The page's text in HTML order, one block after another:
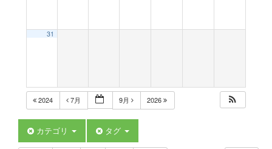
31
2024 7月 9月 2026
カテゴリ タグ